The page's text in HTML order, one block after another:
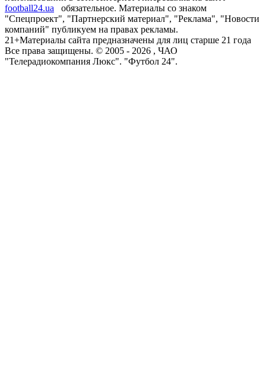
football24.ua
обязательное. Материалы со знаком
"Спецпроект", "Партнерский материал", "Реклама", "Новости
компаний" публикуем на правах рекламы.
21+Материалы сайта предназначены для лиц старше 21 года
Все права защищены. © 2005 - 2026 , ЧАО
"Телерадиокомпания Люкс". "Футбол 24".